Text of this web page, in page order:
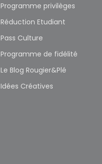
Programme privilèges
Réduction Etudiant
Pass Culture
Programme de fidélité
Le Blog Rougier&Plé
Idées Créatives